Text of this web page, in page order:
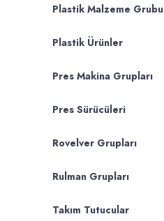
Plastik Malzeme Grubu
Plastik Ürünler
Pres Makina Grupları
Pres Sürücüleri
Rovelver Grupları
Rulman Grupları
Takım Tutucular